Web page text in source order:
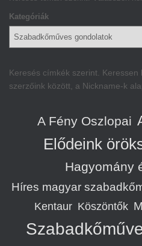
Kategóriák
Keresés címkék szerint.
szerzőink között, a Nickname-k
A Fény Oszlopai
Elődeink
Hagyomány
Híres magyar
Kentaur Köszöntők